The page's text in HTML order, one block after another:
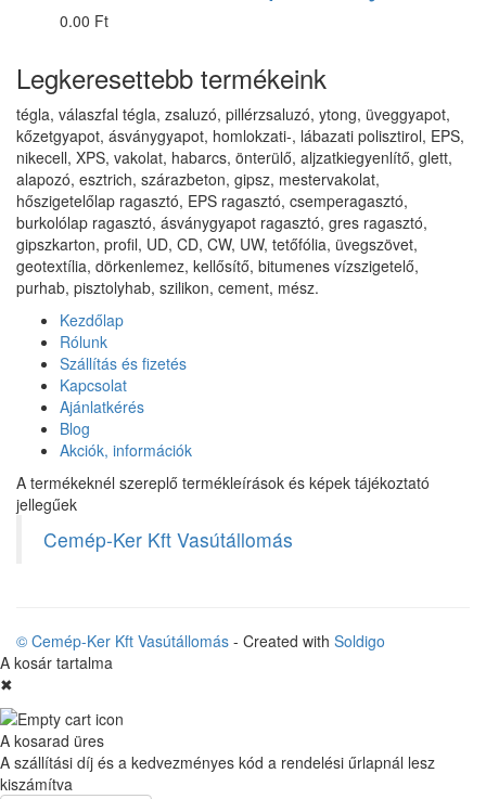
0.00 Ft
Legkeresettebb termékeink
tégla, válaszfal tégla, zsaluzó, pillérzsaluzó, ytong, üveggyapot,
kőzetgyapot, ásványgyapot, homlokzati-, lábazati polisztirol, EPS,
nikecell, XPS, vakolat, habarcs, önterülő, aljzatkiegyenlítő, glett,
alapozó, esztrich, szárazbeton, gipsz, mestervakolat,
hőszigetelőlap ragasztó, EPS ragasztó, csemperagasztó,
burkolólap ragasztó, ásványgyapot ragasztó, gres ragasztó,
gipszkarton, profil, UD, CD, CW, UW, tetőfólia, üvegszövet,
geotextília, dörkenlemez, kellősítő, bitumenes vízszigetelő,
purhab, pisztolyhab, szilikon, cement, mész.
Kezdőlap
Rólunk
Szállítás és fizetés
Kapcsolat
Ajánlatkérés
Blog
Akciók, információk
A termékeknél szereplő termékleírások és képek tájékoztató
jellegűek
Cemép-Ker Kft Vasútállomás
© Cemép-Ker Kft Vasútállomás - Created with Soldigo
A kosár tartalma
✖
A kosarad üres
A szállítási díj és a kedvezményes kód a rendelési űrlapnál lesz
kiszámítva